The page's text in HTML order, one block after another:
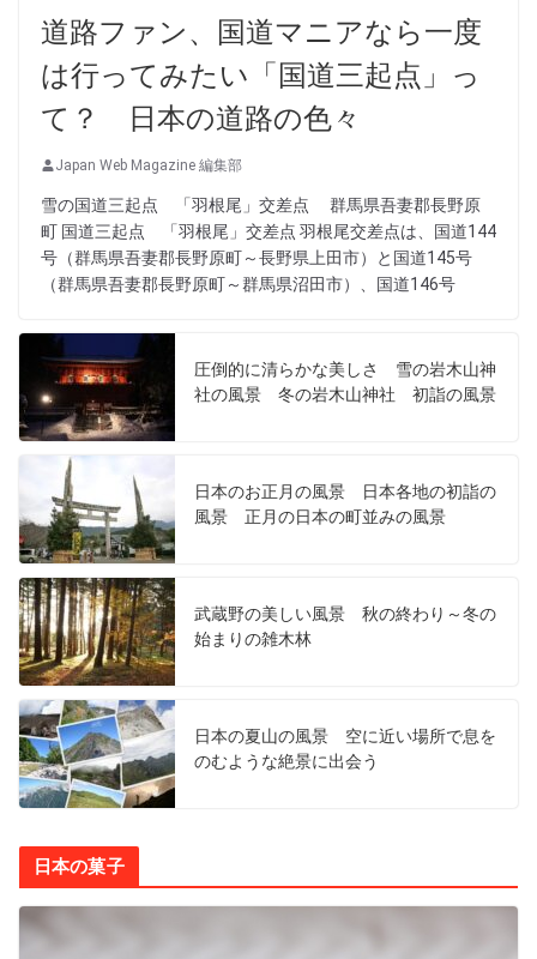
道路ファン、国道マニアなら一度
は行ってみたい「国道三起点」っ
て？ 日本の道路の色々
Japan Web Magazine 編集部
雪の国道三起点 「羽根尾」交差点 群馬県吾妻郡長野原
町 国道三起点 「羽根尾」交差点 羽根尾交差点は、国道144
号（群馬県吾妻郡長野原町～長野県上田市）と国道145号
（群馬県吾妻郡長野原町～群馬県沼田市）、国道146号
圧倒的に清らかな美しさ 雪の岩木山神
社の風景 冬の岩木山神社 初詣の風景
日本のお正月の風景 日本各地の初詣の
風景 正月の日本の町並みの風景
武蔵野の美しい風景 秋の終わり～冬の
始まりの雑木林
日本の夏山の風景 空に近い場所で息を
のむような絶景に出会う
日本の菓子